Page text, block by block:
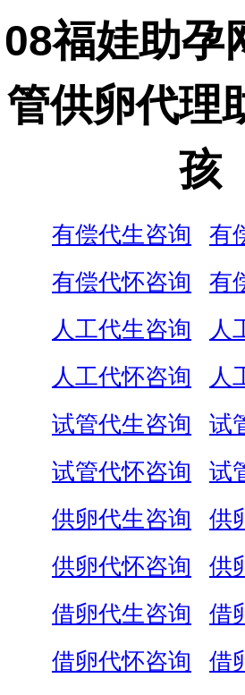
08福娃助孕
管供卵代理
孩
有偿代生咨询
有
有偿代怀咨询
有
人工代生咨询
人
人工代怀咨询
人
试管代生咨询
试
试管代怀咨询
试
供卵代生咨询
供
供卵代怀咨询
供
借卵代生咨询
借
借卵代怀咨询
借